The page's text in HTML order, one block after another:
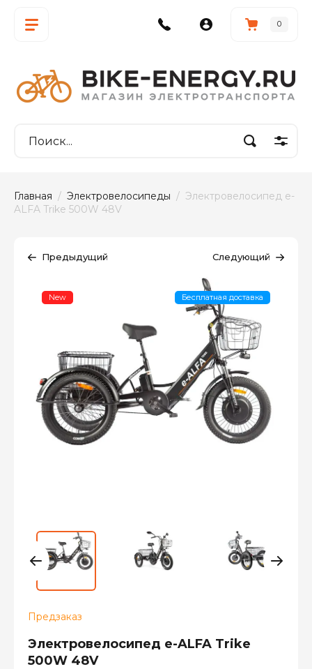
0
Главная / Электровелосипеды /  Электровелосипед e-
ALFA Trike 500W 48V
Предыдущий Следующий
New Бесплатная доставка
Предзаказ
Электровелосипед e-ALFA Trike
500W 48V